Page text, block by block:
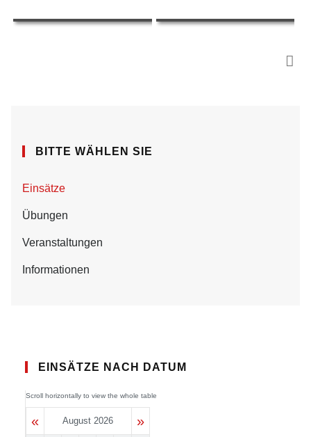
BITTE WÄHLEN SIE
Einsätze
Übungen
Veranstaltungen
Informationen
EINSÄTZE NACH DATUM
« August 2026 »